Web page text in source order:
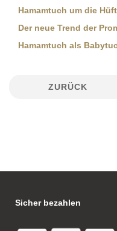
Hamamtuch um die
Der neue Trend der
Hamamtuch als
ZURÜCK
Sicher bezahlen